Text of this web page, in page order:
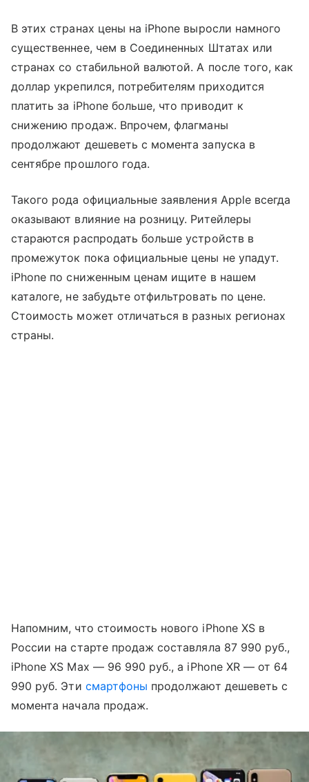
В этих странах цены на iPhone выросли намного
существеннее, чем в Соединенных Штатах или
странах со стабильной валютой. А после того, как
доллар укрепился, потребителям приходится
платить за iPhone больше, что приводит к
снижению продаж. Впрочем, флагманы
продолжают дешеветь с момента запуска в
сентябре прошлого года.
Такого рода официальные заявления Apple всегда
оказывают влияние на розницу. Ритейлеры
стараются распродать больше устройств в
промежуток пока официальные цены не упадут.
iPhone по сниженным ценам ищите в нашем
каталоге, не забудьте отфильтровать по цене.
Стоимость может отличаться в разных регионах
страны.
Напомним, что стоимость нового iPhone XS в
России на старте продаж составляла 87 990 pyб.,
iPhone XS Max — 96 990 pyб., а iPhone XR — от 64
990 pyб. Эти смартфоны продолжают дешеветь с
момента начала продаж.